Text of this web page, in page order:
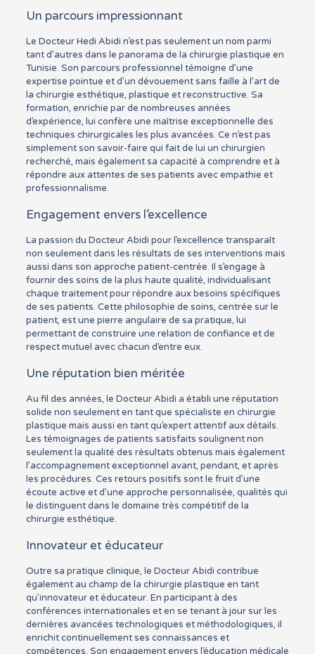
Un parcours impressionnant
Le Docteur Hedi Abidi n’est pas seulement un nom parmi
tant d’autres dans le panorama de la chirurgie plastique en
Tunisie. Son parcours professionnel témoigne d’une
expertise pointue et d’un dévouement sans faille à l’art de
la chirurgie esthétique, plastique et reconstructive. Sa
formation, enrichie par de nombreuses années
d’expérience, lui confère une maîtrise exceptionnelle des
techniques chirurgicales les plus avancées. Ce n’est pas
simplement son savoir-faire qui fait de lui un chirurgien
recherché, mais également sa capacité à comprendre et à
répondre aux attentes de ses patients avec empathie et
professionnalisme.
Engagement envers l’excellence
La passion du Docteur Abidi pour l’excellence transparaît
non seulement dans les résultats de ses interventions mais
aussi dans son approche patient-centrée. Il s’engage à
fournir des soins de la plus haute qualité, individualisant
chaque traitement pour répondre aux besoins spécifiques
de ses patients. Cette philosophie de soins, centrée sur le
patient, est une pierre angulaire de sa pratique, lui
permettant de construire une relation de confiance et de
respect mutuel avec chacun d’entre eux.
Une réputation bien méritée
Au fil des années, le Docteur Abidi a établi une réputation
solide non seulement en tant que spécialiste en chirurgie
plastique mais aussi en tant qu’expert attentif aux détails.
Les témoignages de patients satisfaits soulignent non
seulement la qualité des résultats obtenus mais également
l’accompagnement exceptionnel avant, pendant, et après
les procédures. Ces retours positifs sont le fruit d’une
écoute active et d’une approche personnalisée, qualités qui
le distinguent dans le domaine très compétitif de la
chirurgie esthétique.
Innovateur et éducateur
Outre sa pratique clinique, le Docteur Abidi contribue
également au champ de la chirurgie plastique en tant
qu’innovateur et éducateur. En participant à des
conférences internationales et en se tenant à jour sur les
dernières avancées technologiques et méthodologiques, il
enrichit continuellement ses connaissances et
compétences. Son engagement envers l’éducation médicale